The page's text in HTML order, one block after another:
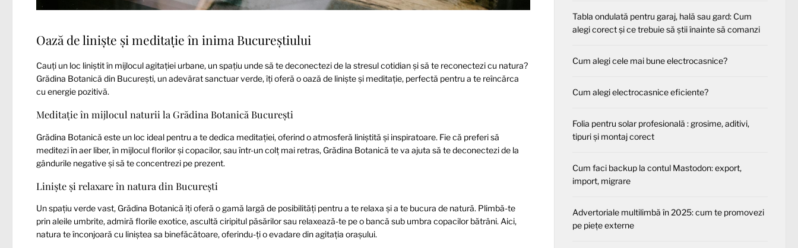
Oază de liniște și meditație în inima Bucureștiului
Cauți un loc liniștit în mijlocul agitației urbane, un spațiu unde să te deconectezi de la stresul cotidian și să te reconectezi cu natura?
Grădina Botanică din București, un adevărat sanctuar verde, îți oferă o oază de liniște și meditație, perfectă pentru a te reîncărca
cu energie pozitivă.
Meditație în mijlocul naturii la Grădina Botanică București
Grădina Botanică este un loc ideal pentru a te dedica meditației, oferind o atmosferă liniștită și inspiratoare. Fie că preferi să
meditezi în aer liber, în mijlocul florilor și copacilor, sau într-un colț mai retras, Grădina Botanică te va ajuta să te deconectezi de la
gândurile negative și să te concentrezi pe prezent.
Liniște și relaxare în natura din București
Un spațiu verde vast, Grădina Botanică îți oferă o gamă largă de posibilități pentru a te relaxa și a te bucura de natură. Plimbă-te
prin aleile umbrite, admiră florile exotice, ascultă ciripitul păsărilor sau relaxează-te pe o bancă sub umbra copacilor bătrâni. Aici,
natura te înconjoară cu liniștea sa binefăcătoare, oferindu-ți o evadare din agitația orașului.
Tabla ondulată pentru garaj, hală sau gard: Cum
alegi corect și ce trebuie să știi înainte să comanzi
Cum alegi cele mai bune electrocasnice?
Cum alegi electrocasnice eficiente?
Folia pentru solar profesională : grosime, aditivi,
tipuri și montaj corect
Cum faci backup la contul Mastodon: export,
import, migrare
Advertoriale multilimbă în 2025: cum te promovezi
pe piețe externe